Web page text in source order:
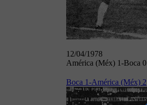
12/04/1978
América (Méx) 1-Boca 0
Boca 1-América (Méx) 2